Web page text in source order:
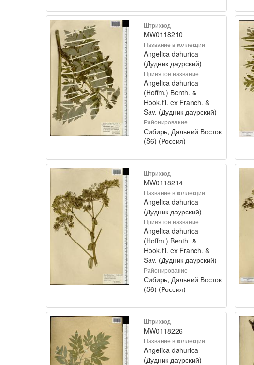
Штрихкод
MW0118210
Название в коллекции
Angelica dahurica
(Дудник даурский)
Принятое название
Angelica dahurica
(Hoffm.) Benth. &
Hook.fil. ex Franch. &
Sav. (Дудник даурский)
Районирование
Сибирь, Дальний Восток
(S6) (Россия)
Штрихкод
MW0118214
Название в коллекции
Angelica dahurica
(Дудник даурский)
Принятое название
Angelica dahurica
(Hoffm.) Benth. &
Hook.fil. ex Franch. &
Sav. (Дудник даурский)
Районирование
Сибирь, Дальний Восток
(S6) (Россия)
Штрихкод
MW0118226
Название в коллекции
Angelica dahurica
(Дудник даурский)